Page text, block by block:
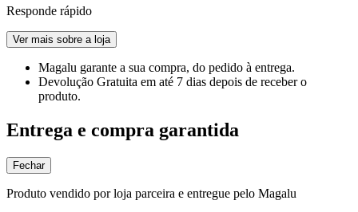
Responde rápido
Ver mais sobre a loja
Magalu garante a sua compra, do pedido à entrega.
Devolução Gratuita em até 7 dias depois de receber o
produto.
Entrega e compra garantida
Fechar
Produto vendido por loja parceira e entregue pelo Magalu